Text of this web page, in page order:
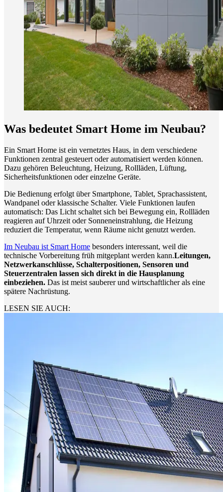
Was bedeutet Smart Home im Neubau?
Ein Smart Home ist ein vernetztes Haus, in dem verschiedene
Funktionen zentral gesteuert oder automatisiert werden können.
Dazu gehören Beleuchtung, Heizung, Rollläden, Lüftung,
Sicherheitsfunktionen oder einzelne Geräte.
Die Bedienung erfolgt über Smartphone, Tablet, Sprachassistent,
Wandpanel oder klassische Schalter. Viele Funktionen laufen
automatisch: Das Licht schaltet sich bei Bewegung ein, Rollläden
reagieren auf Uhrzeit oder Sonneneinstrahlung, die Heizung
reduziert die Temperatur, wenn Räume nicht genutzt werden.
Im Neubau ist Smart Home besonders interessant, weil die
technische Vorbereitung früh mitgeplant werden kann.Leitungen,
Netzwerkanschlüsse, Schalterpositionen, Sensoren und
Steuerzentralen lassen sich direkt in die Hausplanung
einbeziehen. Das ist meist sauberer und wirtschaftlicher als eine
spätere Nachrüstung.
LESEN SIE AUCH: